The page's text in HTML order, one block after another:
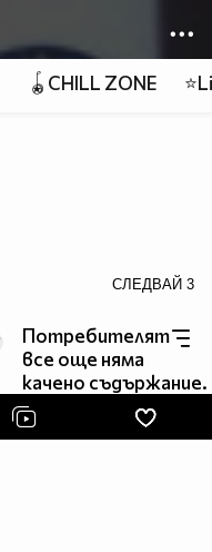
🪀CHILL ZONE
СЛЕДВАЙ 3
Потребителят
все още няма
качено съдържание.